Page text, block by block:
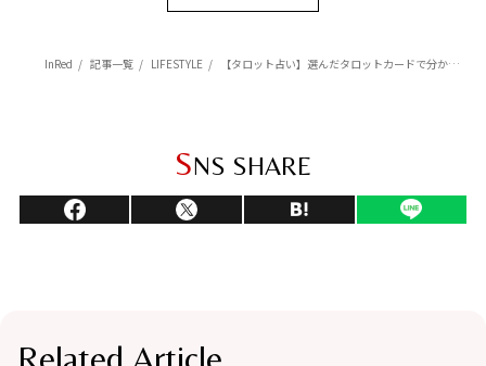
InRed 記事一覧 LIFESTYLE 【タロット占い】選んだタロットカードで分かる「今のあなたに合ったスキルアップ方法」
SNS SHARE
Related Article